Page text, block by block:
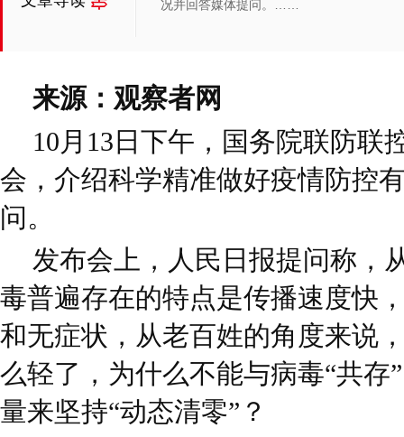
况并回答媒体提问。……
来源：观察者网
10月13日下午，国务院联防联
会，介绍科学精准做好疫情防控
问。
发布会上，人民日报提问称，
毒普遍存在的特点是传播速度快
和无症状，从老百姓的角度来说
么轻了，为什么不能与病毒“共存
量来坚持“动态清零”？